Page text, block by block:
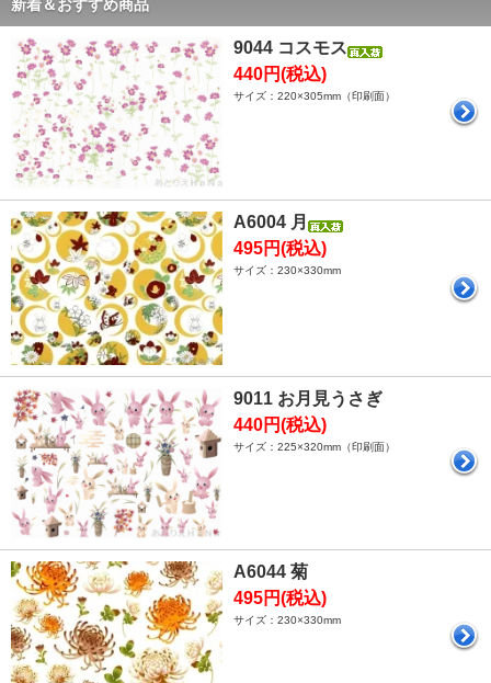
新着＆おすすめ商品
9044 コスモス
440円(税込)
サイズ：220×305mm（印刷面）
A6004 月
495円(税込)
サイズ：230×330mm
9011 お月見うさぎ
440円(税込)
サイズ：225×320mm（印刷面）
A6044 菊
495円(税込)
サイズ：230×330mm